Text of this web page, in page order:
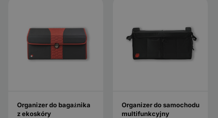
Organizer do bagażnika
z ekoskóry
Organizer do samochodu
multifunkcyjny